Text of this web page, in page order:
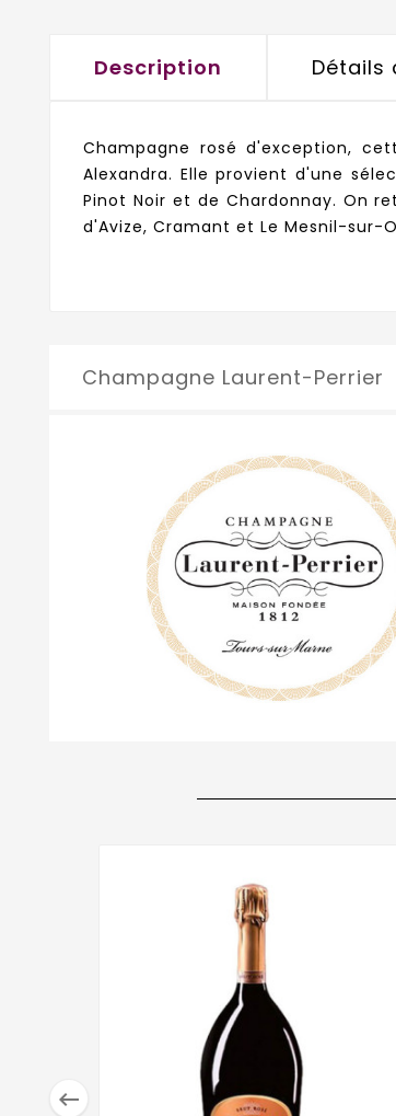
Description Détails
Champagne rosé d'exception,
Alexandra. Elle provient d'une
Pinot Noir et de Chardonnay. On
d'Avize, Cramant et Le Mesnil-sur-
Champagne Laurent-Perrier
